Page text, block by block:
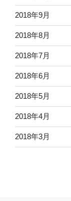
2018年9月
2018年8月
2018年7月
2018年6月
2018年5月
2018年4月
2018年3月